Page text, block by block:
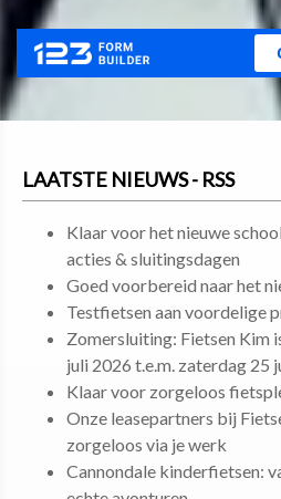
LAATSTE NIEUWS - RSS
Klaar voor het nieuwe
acties & sluitingsdagen
Goed voorbereid naar het
Testfietsen aan voordelige
Zomersluiting: Fietsen Kim
juli 2026 t.e.m. zaterdag 25
Klaar voor zorgeloos
Onze leasepartners bij
zorgeloos via je werk
Cannondale kinderfietsen: